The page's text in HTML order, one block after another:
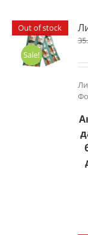
Out of stock
Sale!